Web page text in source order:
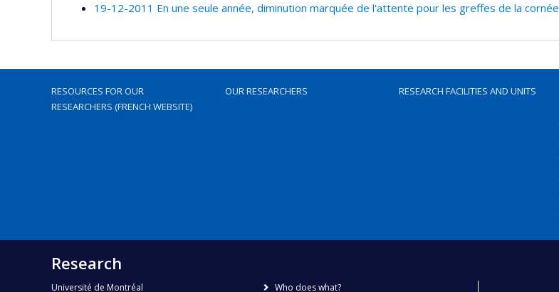
19-12-2011 En une seule année, diminution marquée de l'attente pour les greffes de la cornée
RESOURCES FOR OUR
RESEARCHERS (FRENCH WEBSITE)
OUR RESEARCHERS RESEARCH FACILITIES AND UNITS
Research
Université de Montréal Who does what?